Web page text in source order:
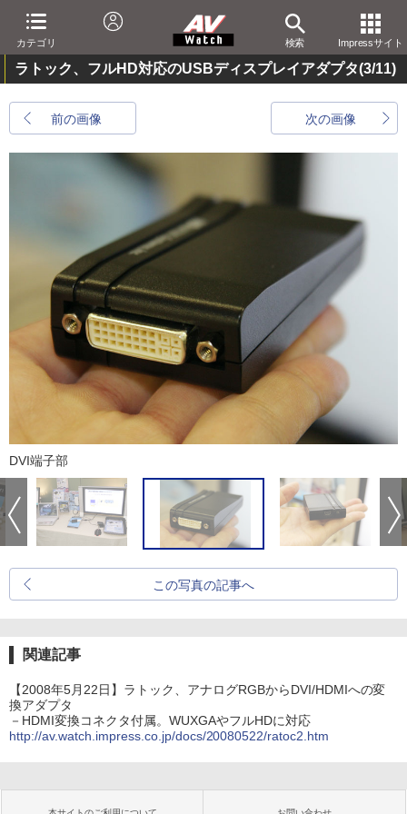
カテゴリ 検索 Impressサイト
ラトック、フルHD対応のUSBディスプレイアダプタ(3/11)
前の画像 次の画像
DVI端子部
この写真の記事へ
関連記事
【2008年5月22日】ラトック、アナログRGBからDVI/HDMIへの変
換アダプタ
－HDMI変換コネクタ付属。WUXGAやフルHDに対応
http://av.watch.impress.co.jp/docs/20080522/ratoc2.htm